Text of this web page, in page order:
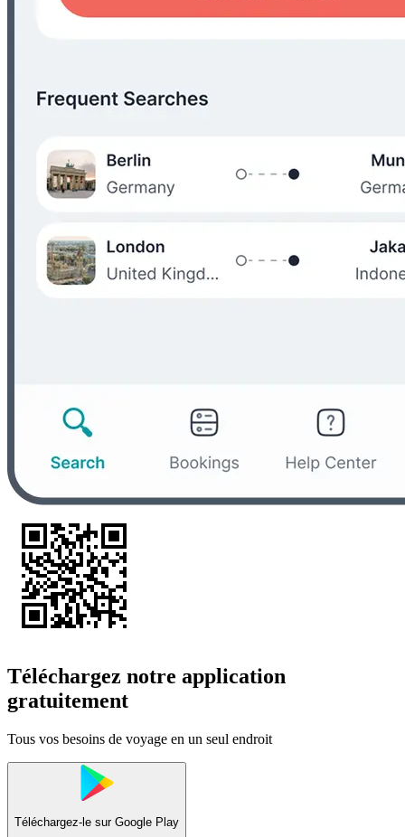
Téléchargez notre application
gratuitement
Tous vos besoins de voyage en un seul endroit
Téléchargez-le sur Google Play